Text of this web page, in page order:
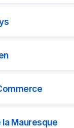
Mauresque